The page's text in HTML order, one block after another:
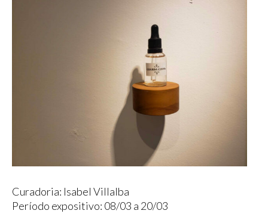
Curadoria: Isabel Villalba
Período expositivo: 08/03 a 20/03